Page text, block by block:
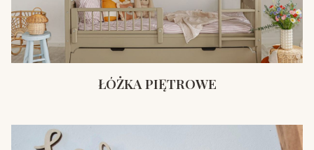
ŁÓŻKA PIĘTROWE